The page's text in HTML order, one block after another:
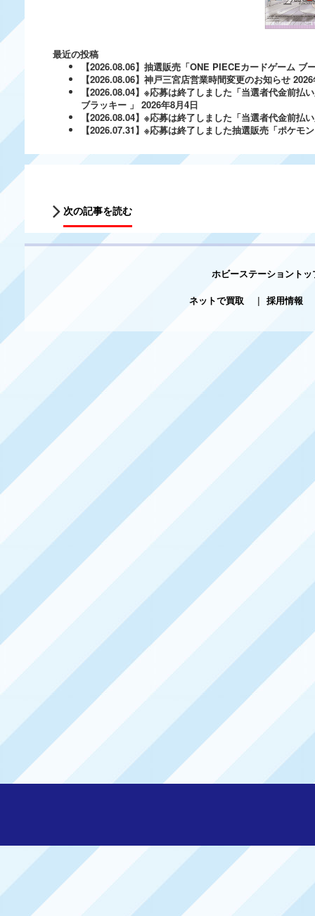
最近の投稿
【2026.08.06】抽選販売「ONE PIECEカードゲーム ブ
【2026.08.06】神戸三宮店営業時間変更のお知らせ
【2026.08.04】※応募は終了しました「当選者代金前
ブラッキー 」 2026年8月4日
【2026.08.04】※応募は終了しました「当選者代金前
【2026.07.31】※応募は終了しました抽選販売「ポケ
次の記事を読む
ホビーステーショントッ
ネットで買取
| 採用情報